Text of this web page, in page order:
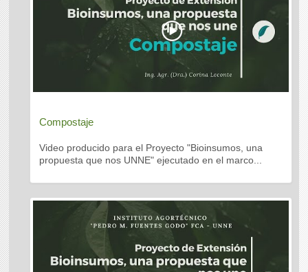
Compostaje
Video producido para el Proyecto "Bioinsumos, una
propuesta que nos UNNE" ejecutado en el marco...